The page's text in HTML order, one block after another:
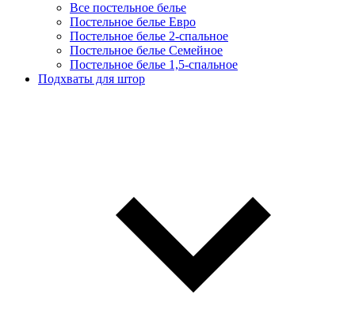
Все постельное белье
Постельное белье Евро
Постельное белье 2-спальное
Постельное белье Семейное
Постельное белье 1,5-спальное
Подхваты для штор